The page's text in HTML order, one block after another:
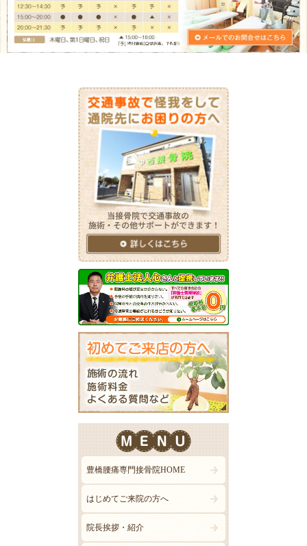
豊橋腰痛専門接骨院HOME
はじめてご来院の方へ
院長挨拶・紹介